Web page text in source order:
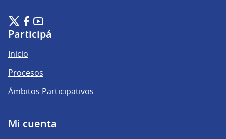
Plataforma de Participación Ciudadana Digital en X
(Enlace externo)
Plataforma de Participación Ciudadana Digital en Facebook
(Enlace externo)
Plataforma de Participación Ciudadana Digital en
(Enlace externo)
Participá
Inicio
Procesos
Ámbitos Participativos
Mi cuenta